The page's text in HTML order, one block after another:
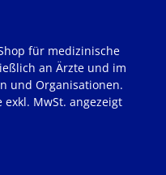
für medizinische
an Ärzte und im
und Organisationen.
exkl. MwSt. angezeigt